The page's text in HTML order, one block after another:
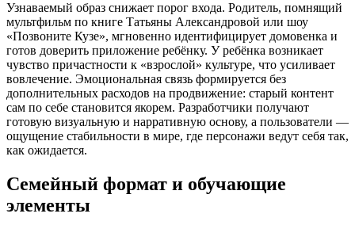
Узнаваемый образ снижает порог входа. Родитель, помнящий
мультфильм по книге Татьяны Александровой или шоу
«Позвоните Кузе», мгновенно идентифицирует домовенка и
готов доверить приложение ребёнку. У ребёнка возникает
чувство причастности к «взрослой» культуре, что усиливает
вовлечение. Эмоциональная связь формируется без
дополнительных расходов на продвижение: старый контент
сам по себе становится якорем. Разработчики получают
готовую визуальную и нарративную основу, а пользователи —
ощущение стабильности в мире, где персонажи ведут себя так,
как ожидается.
Семейный формат и обучающие
элементы